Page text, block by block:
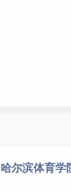
尔滨体育学